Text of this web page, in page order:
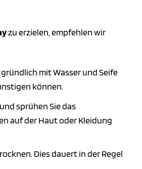
zu erzielen, empfehlen wir
mit Wasser und Seife
können.
sprühen Sie das
auf der Haut oder Kleidung
Dies dauert in der Regel